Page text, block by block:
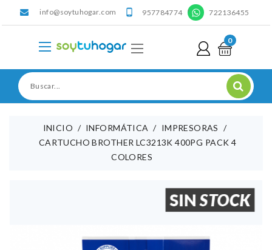
info@soytuhogar.com  957784774 ' 722136455
0
INICIO INFORMÁTICA
IMPRESORAS
CARTUCHO BROTHER LC3213K 400PG PACK 4
COLORES